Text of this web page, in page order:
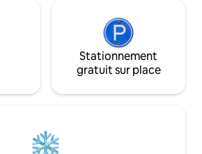
Stationnement
gratuit sur place